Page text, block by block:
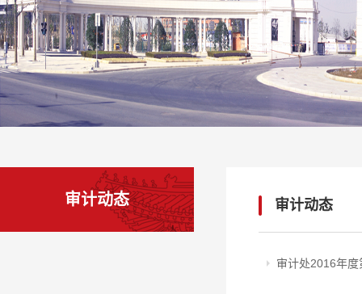
审计动态 审计动态
审计处2016年